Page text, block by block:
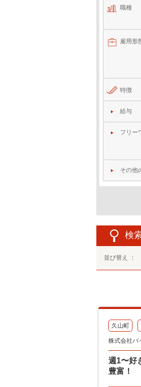
職種
雇用形
特徴
給与
フリー
その他
検
並び替え ：
久山町
株式会社バ
週1〜好
豊富！